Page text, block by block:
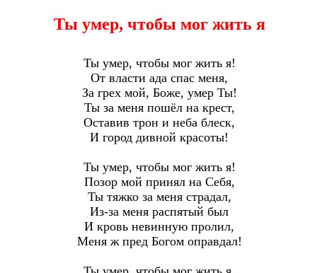
Ты умер, чтобы мог жить я
Ты умер, чтобы мог жить я!
От власти ада спас меня,
За грех мой, Боже, умер Ты!
Ты за меня пошёл на крест,
Оставив трон и неба блеск,
И город дивной красоты!
Ты умер, чтобы мог жить я!
Позор мой принял на Себя,
Ты тяжко за меня страдал,
Из-за меня распятый был
И кровь невинную пролил,
Меня ж пред Богом оправдал!